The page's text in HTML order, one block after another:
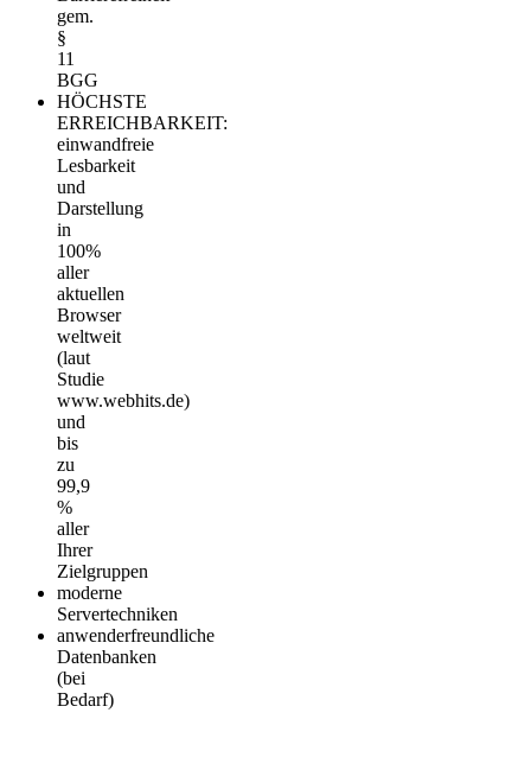
gem.
§
11
BGG
HÖCHSTE
ERREICHBARKEIT:
einwandfreie
Lesbarkeit
und
Darstellung
in
100%
aller
aktuellen
Browser
weltweit
(laut
Studie
www.webhits.de)
und
bis
zu
99,9
%
aller
Ihrer
Zielgruppen
moderne
Servertechniken
anwenderfreundliche
Datenbanken
(bei
Bedarf)